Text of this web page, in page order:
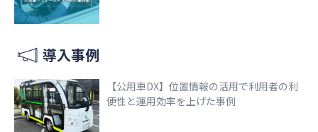
導入事例
【公用車DX】位置情報の活用で利用者の利
便性と運用効率を上げた事例